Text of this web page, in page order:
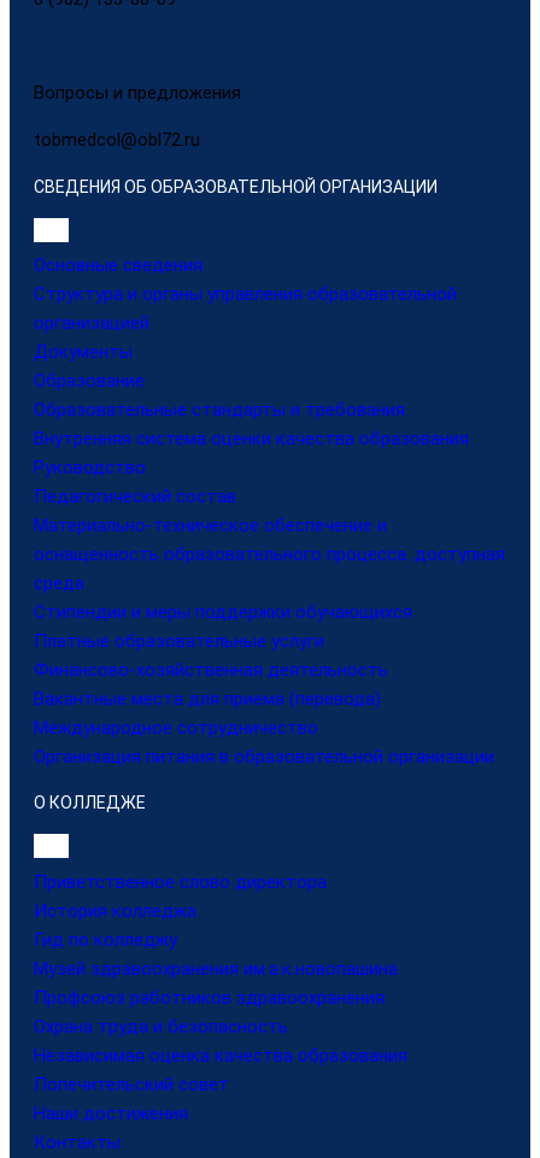
Вопросы и предложения
tobmedcol@obl72.ru
СВЕДЕНИЯ ОБ ОБРАЗОВАТЕЛЬНОЙ ОРГАНИЗАЦИИ
Основные сведения
Структура и органы управления образовательной
организацией
Документы
Образование
Образовательные стандарты и требования
Внутренняя система оценки качества образования
Руководство
Педагогический состав
Материально-техническое обеспечение и
оснащенность образовательного процесса. доступная
среда
Стипендии и меры поддержки обучающихся
Платные образовательные услуги
Финансово-хозяйственная деятельность
Вакантные места для приема (перевода)
Международное сотрудничество
Организация питания в образовательной организации
О КОЛЛЕДЖЕ
Приветственное слово директора
История колледжа
Гид по колледжу
Музей здравоохранения им.а.к.новопашина
Профсоюз работников здравоохранения
Охрана труда и безопасность
Независимая оценка качества образования
Попечительский совет
Наши достижения
Контакты